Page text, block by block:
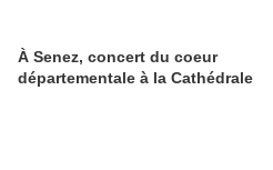
À Senez, concert du coeur
départementale à la Cathédrale